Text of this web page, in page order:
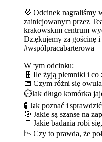
💜 Odcinek nagraliśmy
zainicjowanym przez
krakowskim centrum
Dziękujemy za gościnę i
#współpracabarterowa
W tym odcinku:
🧬 Ile żyją plemniki i co
📅 Czym różni się
⏱️Jak długo komórka
🧪 Jak poznać i
🎯 Jakie są szanse na
🧾 Jakie badania robi
📉 Czy to prawda, że